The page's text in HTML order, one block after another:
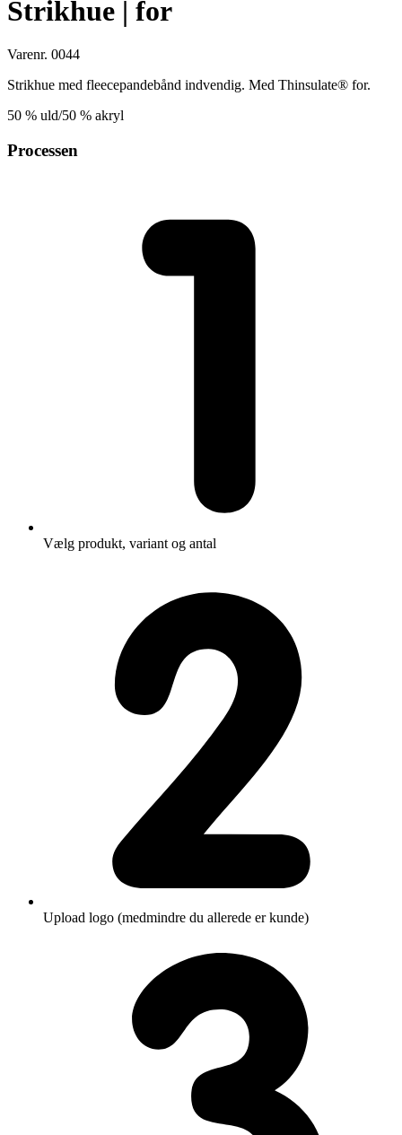
Strikhue | for
Varenr. 0044
Strikhue med fleecepandebånd indvendig. Med Thinsulate® for.
50 % uld/50 % akryl
Processen
Vælg produkt, variant og antal
Upload logo (medmindre du allerede er kunde)